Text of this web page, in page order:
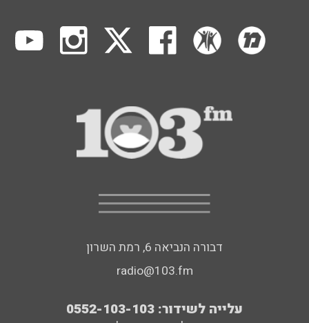
דבורה הנביאה 6, רמת השרון
radio@103.fm
עלייה לשידור: 0552-103-103